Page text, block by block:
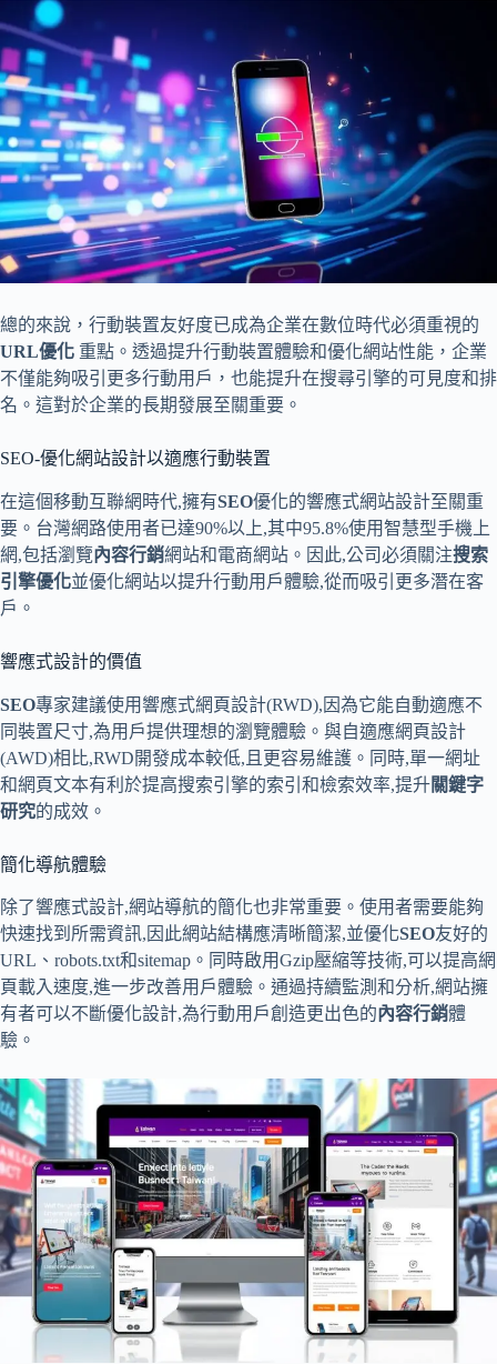
總的來說，行動裝置友好度已成為企業在數位時代必須重視的
URL優化 重點。透過提升行動裝置體驗和優化網站性能，企業
不僅能夠吸引更多行動用戶，也能提升在搜尋引擎的可見度和排
名。這對於企業的長期發展至關重要。
SEO-優化網站設計以適應行動裝置
在這個移動互聯網時代,擁有SEO優化的響應式網站設計至關重
要。台灣網路使用者已達90%以上,其中95.8%使用智慧型手機上
網,包括瀏覽內容行銷網站和電商網站。因此,公司必須關注搜索
引擎優化並優化網站以提升行動用戶體驗,從而吸引更多潛在客
戶。
響應式設計的價值
SEO專家建議使用響應式網頁設計(RWD),因為它能自動適應不
同裝置尺寸,為用戶提供理想的瀏覽體驗。與自適應網頁設計
(AWD)相比,RWD開發成本較低,且更容易維護。同時,單一網址
和網頁文本有利於提高搜索引擎的索引和檢索效率,提升關鍵字
研究的成效。
簡化導航體驗
除了響應式設計,網站導航的簡化也非常重要。使用者需要能夠
快速找到所需資訊,因此網站結構應清晰簡潔,並優化SEO友好的
URL、robots.txt和sitemap。同時啟用Gzip壓縮等技術,可以提高網
頁載入速度,進一步改善用戶體驗。通過持續監測和分析,網站擁
有者可以不斷優化設計,為行動用戶創造更出色的內容行銷體
驗。